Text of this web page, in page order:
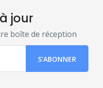
jour
boîte de réception